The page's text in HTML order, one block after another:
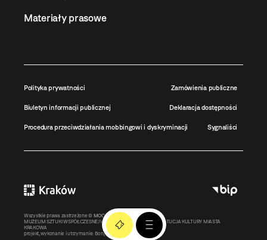
Materiały prasowe
Polityka prywatności Zamówienia publiczne
Biuletyn informacji publicznej Deklaracja dostępności
Procedura przeciwdziałania mobbingowi i dyskryminacji Sygnaliści
Wszystkie prawa zastrzeżone © MOCAK2011-2026
MUZEUM SZTUKI WSPÓŁCZESNEJ W KRAKOWIE MOCAK – INSTYTUCJA KULTURY MIASTA
KRAKOWA
projekt, wykonanie i utrzymanie: Bonjour.pl